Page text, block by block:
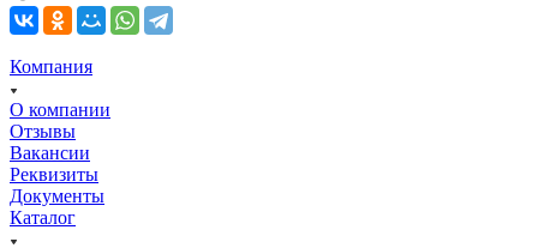
Компания
О компании
Отзывы
Вакансии
Реквизиты
Документы
Каталог